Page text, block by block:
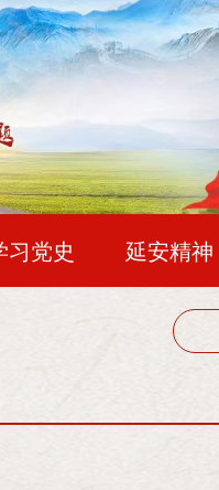
习党史 延安精神
老会刊
己精神，压倒一切敌
神，取得了伟大胜利
中国延安精神研究会
理事会